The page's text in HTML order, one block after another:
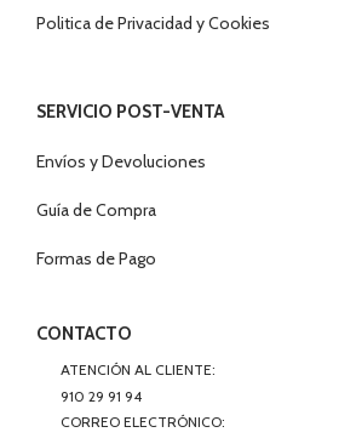
Politica de Privacidad y Cookies
SERVICIO POST-VENTA
Envíos y Devoluciones
Guía de Compra
Formas de Pago
CONTACTO
ATENCIÓN AL CLIENTE:
910 29 91 94
CORREO ELECTRÓNICO: